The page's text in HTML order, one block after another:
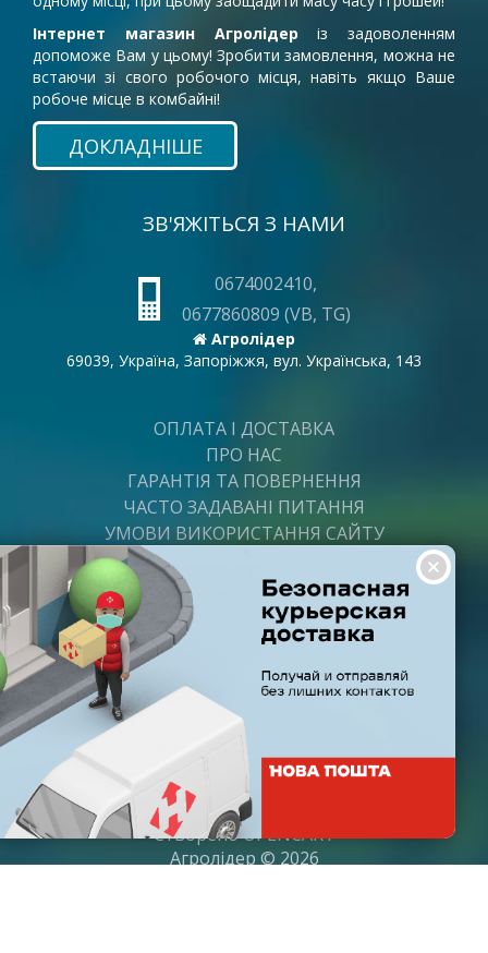
Інтернет магазин Агролідер із задоволенням
допоможе Вам у цьому! Зробити замовлення, можна не
встаючи зі свого робочого місця, навіть якщо Ваше
робоче місце в комбайні!
ДОКЛАДНІШЕ
ЗВ'ЯЖІТЬСЯ З НАМИ
0674002410,
0677860809 (VB, TG)
Агролідер
69039, Україна, Запоріжжя, вул. Українська, 143
ОПЛАТА І ДОСТАВКА
ПРО НАС
ГАРАНТІЯ ТА ПОВЕРНЕННЯ
ЧАСТО ЗАДАВАНІ ПИТАННЯ
УМОВИ ВИКОРИСТАННЯ САЙТУ
ПОСТАЧАЛЬНИКАМ
ПАРТНЕРИ
ГРАФІК РОБОТИ
Пн-Пт: з 8:00 до 21:00
Субота: з 9:00 до 20:00
Неділя: з 10:00 до 19:00
СтвореноOPENCART
Агролідер © 2026